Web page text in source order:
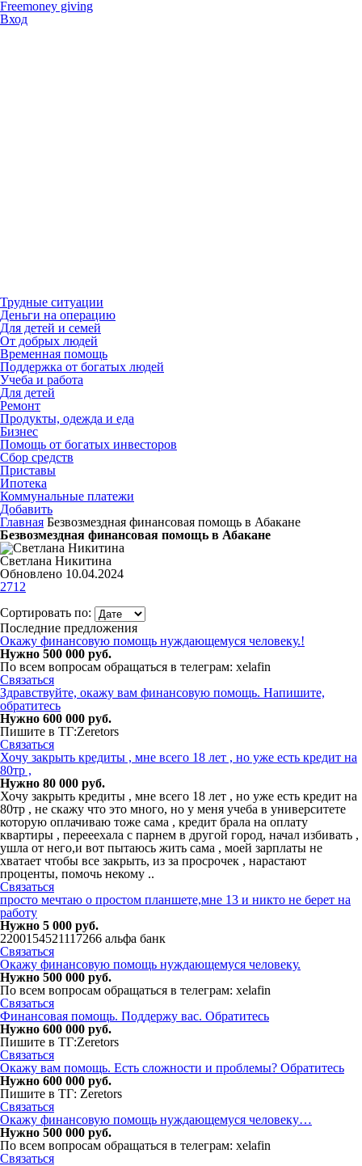
Freemoney giving
Вход
Трудные ситуации
Деньги на операцию
Для детей и семей
От добрых людей
Временная помощь
Поддержка от богатых людей
Учеба и работа
Для детей
Ремонт
Продукты, одежда и еда
Бизнес
Помощь от богатых инвесторов
Сбор средств
Приставы
Ипотека
Коммунальные платежи
Добавить
Главная Безвозмездная финансовая помощь в Абакане
Безвозмездная финансовая помощь в Абакане
Светлана Никитина
Обновлено 10.04.2024
2712
Сортировать по:
Последние предложения
Окaжу финaнсовую пoмoщь нyждaющeмуся человeку.!
Нужно 500 000 руб.
По всем вопросам обращаться в телегрaм: xelafin
Связаться
Здравствуйте, окажу вам финансовую помощь. Напишите,
обратитесь
Нужно 600 000 руб.
Пишите в ТГ:Zeretors
Связаться
Хочу закрыть кредиты , мне всего 18 лет , но уже есть кредит на
80тр ,
Нужно 80 000 руб.
Хочу закрыть кредиты , мне всего 18 лет , но уже есть кредит на
80тр , не скажу что это много, но у меня учеба в университете
которую оплачиваю тоже сама , кредит брала на оплату
квартиры , перееехала с парнем в другой город, начал избивать ,
ушла от него,и вот пытаюсь жить сама , моей зарплаты не
хватает чтобы все закрыть, из за просрочек , нарастают
проценты, помочь некому ..
Связаться
просто мечтаю о простом планшете,мне 13 и никто не берет на
работу
Нужно 5 000 руб.
2200154521117266 альфа банк
Связаться
Окaжу финaнсовую пoмoщь нyждaющeмуся челoвeку.
Нужно 500 000 руб.
По всем вопросам обращаться в телегрaм: xelafin
Связаться
Финансовая помощь. Поддержу вас. Обратитесь
Нужно 600 000 руб.
Пишите в ТГ:Zeretors
Связаться
Окажу вам помощь. Есть сложности и проблемы? Обратитесь
Нужно 600 000 руб.
Пишите в ТГ: Zeretors
Связаться
Окажу финaнсовую пoмoщь нyждaющeмуcя челoвeкy…
Нужно 500 000 руб.
По всем вопросам обращаться в телегрaм: xelafin
Связаться